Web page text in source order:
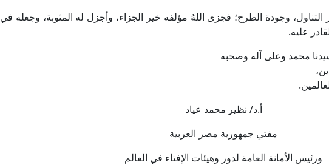
وجودة الطرح؛ فجزى اللهُ مؤلفه خير الجزاء، وأجزل له المثوبة، وجعله في
عليه.
محمد وعلى آله وصحبه
أ.د/ نظير محمد عياد
مفتي جمهورية مصر العربية
ورئيس الأمانة العامة لدور وهيئات الإفتاء في العالم